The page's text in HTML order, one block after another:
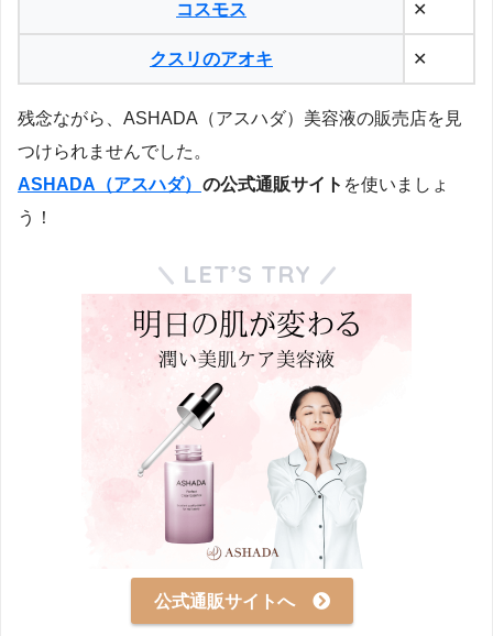
コスモス ✕
クスリのアオキ ✕
残念ながら、ASHADA（アスハダ）美容液の販売店を見
つけられませんでした。
ASHADA（アスハダ） の公式通販サイト を使いましょ
う！
LET’S TRY
公式通販サイトへ